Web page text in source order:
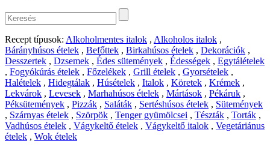
Recept típusok: Alkoholmentes italok , Alkoholos italok ,
Bárányhúsos ételek , Befőttek , Birkahúsos ételek , Dekorációk ,
Desszertek , Dzsemek , Édes sütemények , Édességek , Egytálételek
, Fogyókúrás ételek , Főzelékek , Grill ételek , Gyorsételek ,
Halételek , Hidegtálak , Húsételek , Italok , Köretek , Krémek ,
Lekvárok , Levesek , Marhahúsos ételek , Mártások , Pékáruk ,
Péksütemények , Pizzák , Saláták , Sertéshúsos ételek , Sütemények
, Szárnyas ételek , Szörpök , Tenger gyümölcsei , Tészták , Torták ,
Vadhúsos ételek , Vágykeltő ételek , Vágykeltő italok , Vegetáriánus
ételek , Wok ételek